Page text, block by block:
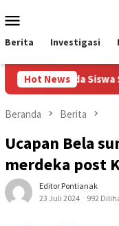
ke
kontenMobile
Berita Investigasi
Hot News
Siswa Sekolah
Beranda Berita
Ucapan Bela
merdeka post
Editor Pontianak
23 Juli 2024
992